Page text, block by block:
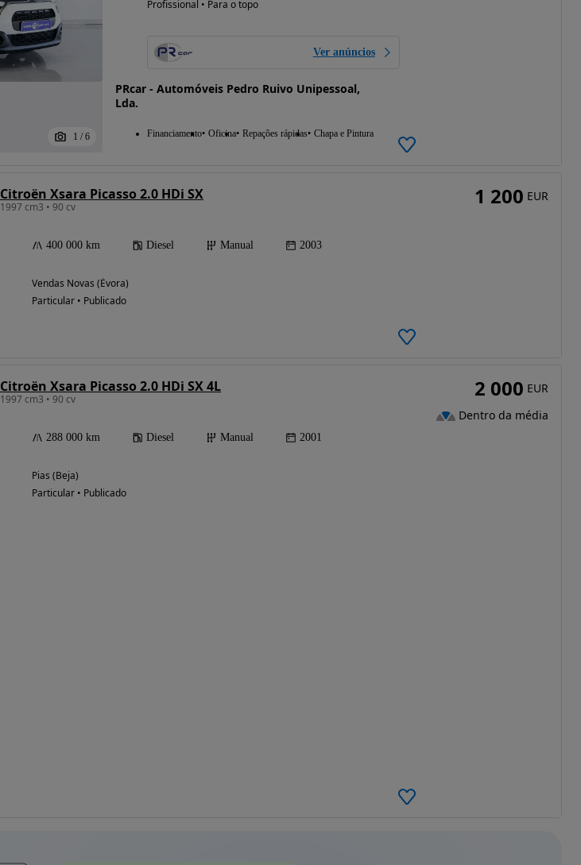
financiamento
1 / 6
Profissional • Para o topo
Ver anúncios
PRcar - Automóveis Pedro Ruivo Unipessoal,
Lda.
Financiamento Oficina Repações rápidas Chapa e Pintura
Citroën Xsara Picasso 2.0 HDi SX
1997 cm3 • 90 cv
400 000 km Diesel Manual 2003
Vendas Novas (Évora)
Particular • Publicado
1 200 EUR
Citroën Xsara Picasso 2.0 HDi SX 4L
1997 cm3 • 90 cv
288 000 km Diesel Manual 2001
Pias (Beja)
Particular • Publicado
2 000 EUR
Dentro da média